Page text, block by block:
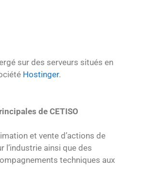
sur des serveurs situés en
Hostinger.
de CETISO
et vente d’actions de
l’industrie ainsi que des
techniques aux